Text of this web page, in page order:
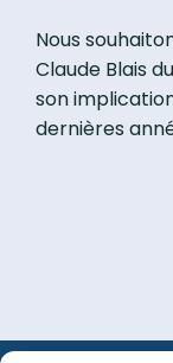
Nous
Claude Blais
son
dernières